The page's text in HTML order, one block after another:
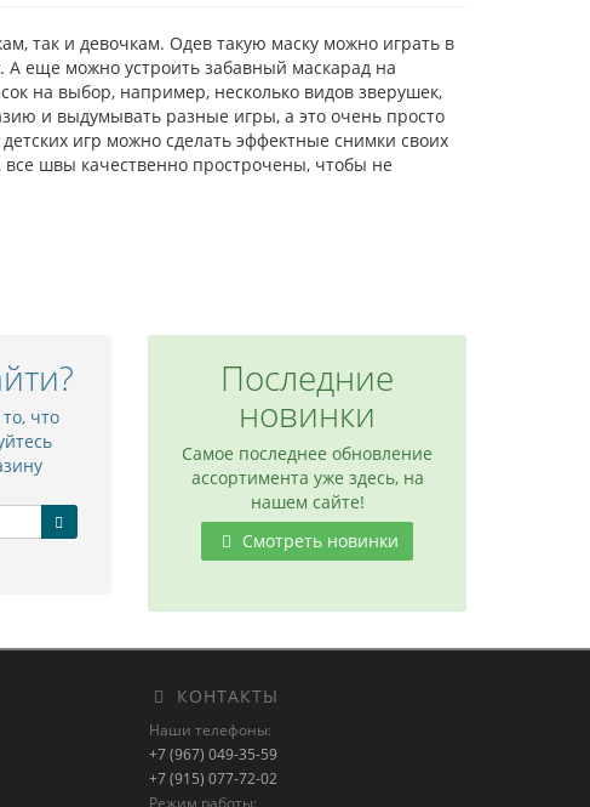
так и девочкам. Одев такую маску можно играть в
А еще можно устроить забавный маскарад на
на выбор, например, несколько видов зверушек,
и выдумывать разные игры, а это очень просто
игр можно сделать эффектные снимки своих
швы качественно прострочены, чтобы не
что
Последние
новинки
Самое последнее обновление
ассортимента уже здесь, на
нашем сайте!
Смотреть новинки
КОНТАКТЫ
Наши телефоны:
+7 (967) 049-35-59
+7 (915) 077-72-02
Режим работы: